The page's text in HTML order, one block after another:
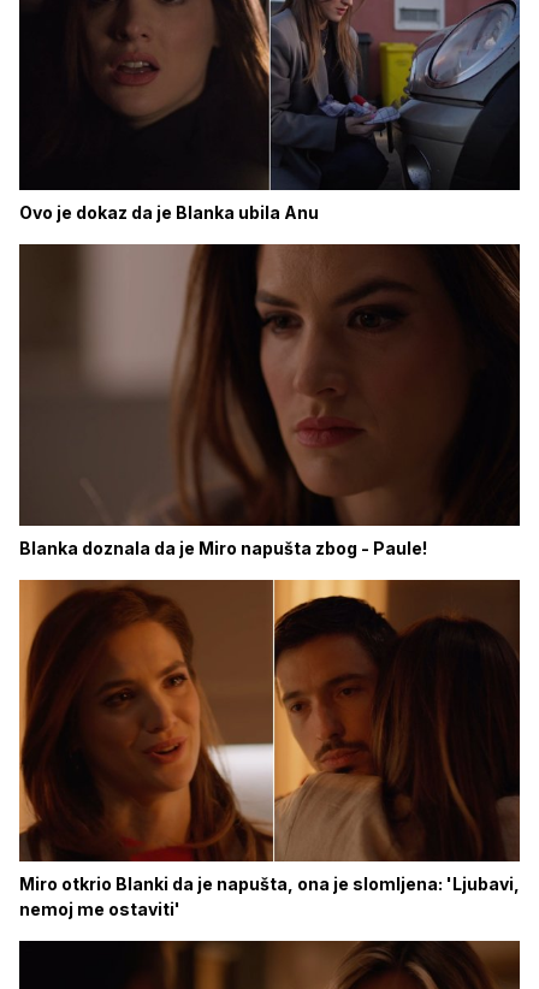
Ovo je dokaz da je Blanka ubila Anu
Blanka doznala da je Miro napušta zbog - Paule!
Miro otkrio Blanki da je napušta, ona je slomljena: 'Ljubavi,
nemoj me ostaviti'